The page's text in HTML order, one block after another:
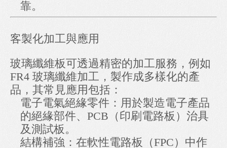
靠。
客製化加工與應用
玻璃纖維板可透過精密的加工服務，例如
FR4 玻璃纖維加工，製作成多樣化的產
品，其常見應用包括：
電子電氣絕緣零件：用於製造電子產品
的絕緣部件、PCB（印刷電路板）治具
及測試板。
結構補強：在軟性電路板（FPC）中作